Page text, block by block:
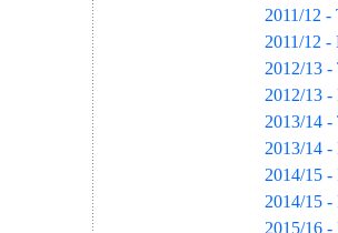
2011/12 -
2011/12 -
2012/13 -
2012/13 -
2013/14 -
2013/14 -
2014/15 -
2014/15 -
2015/16 -